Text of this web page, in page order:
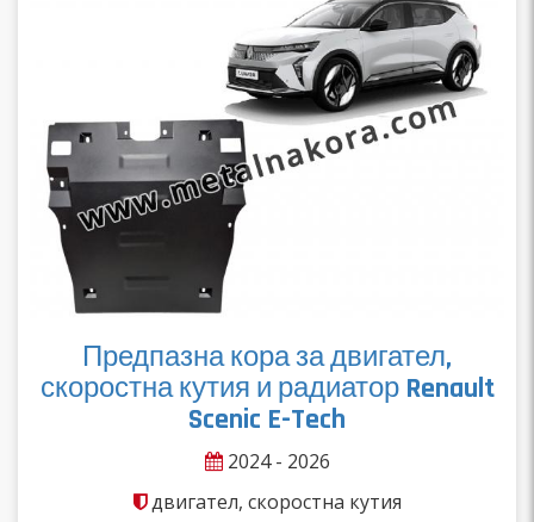
Предпазна кора за двигател,
скоростна кутия и радиатор Renault
Scenic E-Tech
2024 - 2026
двигател, скоростна кутия